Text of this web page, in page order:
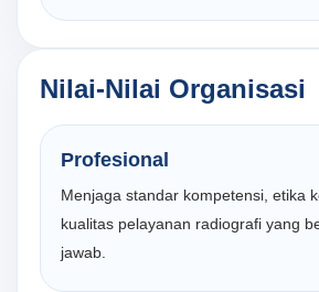
Nilai-Nilai Organisasi
Profesional
Menjaga standar kompetensi, etika
kualitas pelayanan radiografi yang
jawab.